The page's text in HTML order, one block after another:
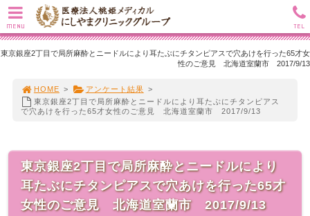
東京銀座2丁目で局所麻酔とニードルにより耳たぶにチタンピアスで穴あけを行った65才女
性のご意見 北海道室蘭市 2017/9/13
HOME > アンケート結果 >
東京銀座2丁目で局所麻酔とニードルにより耳たぶにチタンピアス
で穴あけを行った65才女性のご意見 北海道室蘭市 2017/9/13
東京銀座2丁目で局所麻酔とニードルにより
耳たぶにチタンピアスで穴あけを行った65才
女性のご意見 北海道室蘭市 2017/9/13
MENU TEL